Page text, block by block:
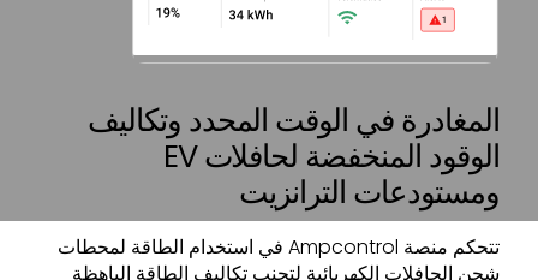
المغادرة في الوقت المحدد وتكاليف
الوقود المنخفضة لحافلات EV
ومستودعات الترانزيت
تتحكم منصة Ampcontrol في استخدام الطاقة لمحطات
شحن الحافلات الكهربائية لتجنب تكاليف الطاقة الباهظة